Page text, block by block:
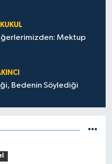
Mektup
Bedenin Söylediği